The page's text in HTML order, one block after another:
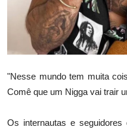
"Nesse mundo tem muita
Comê que um Nigga vai trair
Os internautas e seguidores